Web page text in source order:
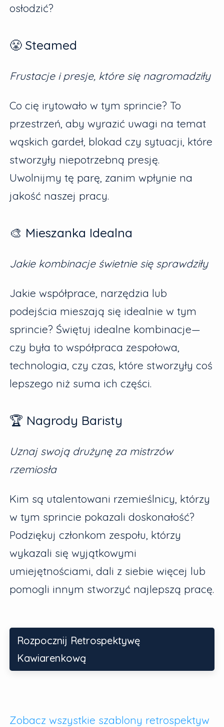
osłodzić?
😤 Steamed
Frustacje i presje, które się nagromadziły
Co cię irytowało w tym sprincie? To
przestrzeń, aby wyrazić uwagi na temat
wąskich gardeł, blokad czy sytuacji, które
stworzyły niepotrzebną presję.
Uwolnijmy tę parę, zanim wpłynie na
jakość naszej pracy.
🎨 Mieszanka Idealna
Jakie kombinacje świetnie się sprawdziły
Jakie współprace, narzędzia lub
podejścia mieszają się idealnie w tym
sprincie? Świętuj idealne kombinacje—
czy była to współpraca zespołowa,
technologia, czy czas, które stworzyły coś
lepszego niż suma ich części.
🏆 Nagrody Baristy
Uznaj swoją drużynę za mistrzów
rzemiosła
Kim są utalentowani rzemieślnicy, którzy
w tym sprincie pokazali doskonałość?
Podziękuj członkom zespołu, którzy
wykazali się wyjątkowymi
umiejętnościami, dali z siebie więcej lub
pomogli innym stworzyć najlepszą pracę.
Rozpocznij Retrospektywę
Kawiarenkową
Zobacz wszystkie szablony retrospektyw